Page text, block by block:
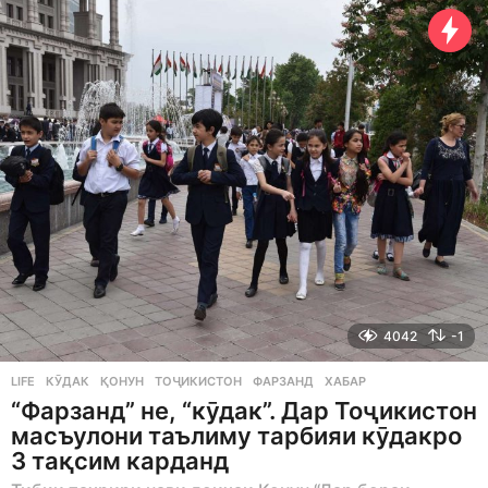
t
h
s
a
g
o
4042 -1
LIFE КӮДАК ,ҚОНУН ,ТОҶИКИСТОН ,ФАРЗАНД ,ХАБАР
“Фарзанд” не, “кӯдак”. Дар Тоҷикистон
масъулони таълиму тарбияи кӯдакро
3 тақсим карданд